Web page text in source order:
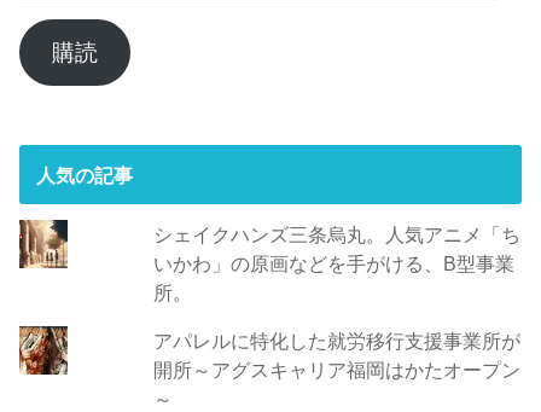
ル
ア
ド
購読
人気の記事
シェイクハンズ三条烏丸。人気アニメ「ち
いかわ」の原画などを手がける、B型事業
所。
アパレルに特化した就労移行支援事業所が
開所～アグスキャリア福岡はかたオープン
～